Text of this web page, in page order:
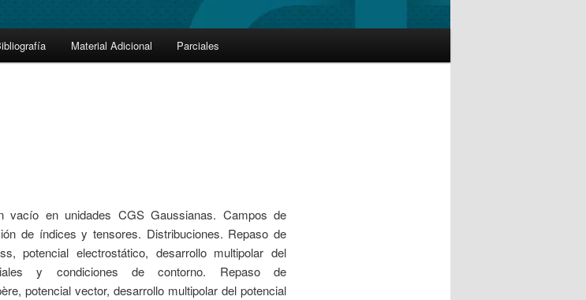
Material Adicional Parciales
vacío en unidades CGS Gaussianas. Campos de
de índices y tensores. Distribuciones. Repaso de
potencial electrostático, desarrollo multipolar del
y condiciones de contorno. Repaso de
potencial vector, desarrollo multipolar del potencial